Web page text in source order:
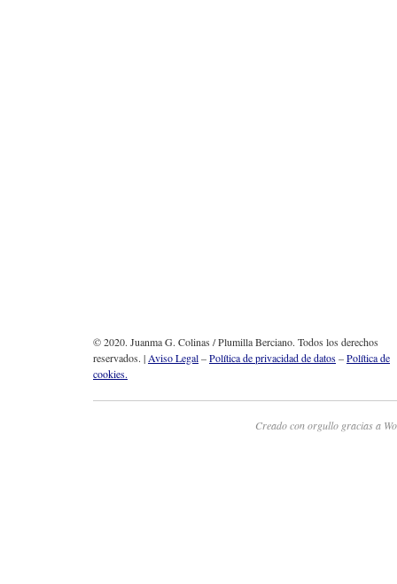
© 2020. Juanma G. Colinas / Plumilla Berciano. Todos los derechos
reservados. |Aviso Legal–Política de privacidad de datos–Política de
cookies.
Creado con orgullo gracias a